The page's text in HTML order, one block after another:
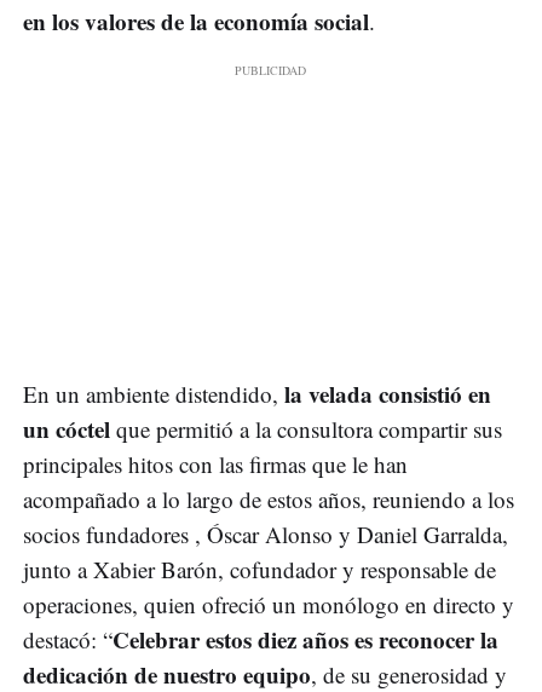
en los valores de la economía social.
En un ambiente distendido, la velada consistió en
un cóctel que permitió a la consultora compartir sus
principales hitos con las firmas que le han
acompañado a lo largo de estos años, reuniendo a los
socios fundadores , Óscar Alonso y Daniel Garralda,
junto a Xabier Barón, cofundador y responsable de
operaciones, quien ofreció un monólogo en directo y
destacó: “Celebrar estos diez años es reconocer la
dedicación de nuestro equipo, de su generosidad y